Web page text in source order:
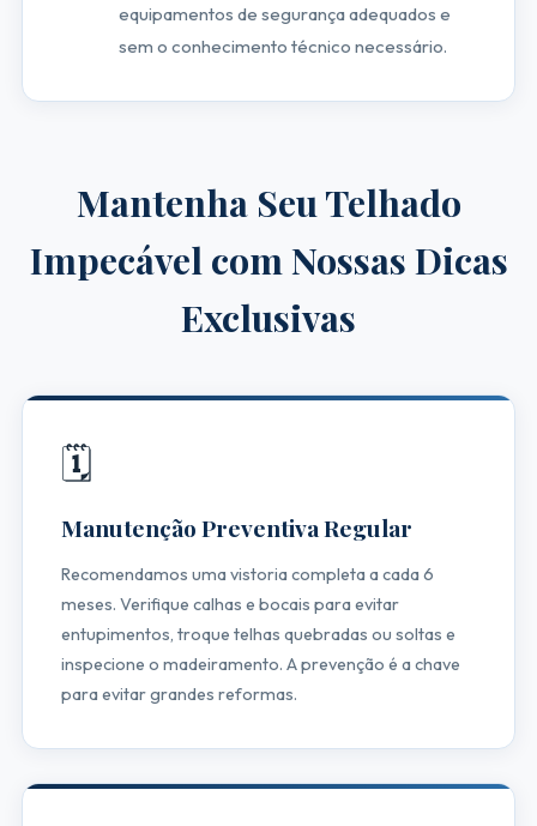
equipamentos de segurança adequados e
sem o conhecimento técnico necessário.
Mantenha Seu Telhado
Impecável com Nossas Dicas
Exclusivas
🗓️
Manutenção Preventiva Regular
Recomendamos uma vistoria completa a cada 6
meses. Verifique calhas e bocais para evitar
entupimentos, troque telhas quebradas ou soltas e
inspecione o madeiramento. A prevenção é a chave
para evitar grandes reformas.